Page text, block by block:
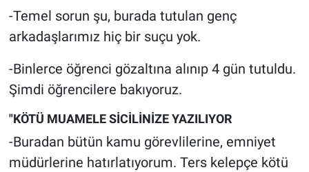
-Temel sorun şu, burada tutulan genç
arkadaşlarımız hiç bir suçu yok.
-Binlerce öğrenci gözaltına alınıp 4 gün tutuldu.
Şimdi öğrencilere bakıyoruz.
"KÖTÜ MUAMELE SİCİLİNİZE YAZILIYOR
-Buradan bütün kamu görevlilerine, emniyet
müdürlerine hatırlatıyorum. Ters kelepçe kötü